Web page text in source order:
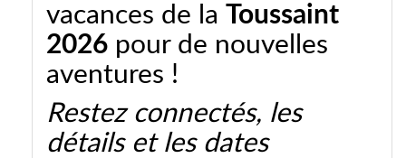
vacances de la Toussaint
2026 pour de nouvelles
aventures !
Restez connectés, les
détails et les dates